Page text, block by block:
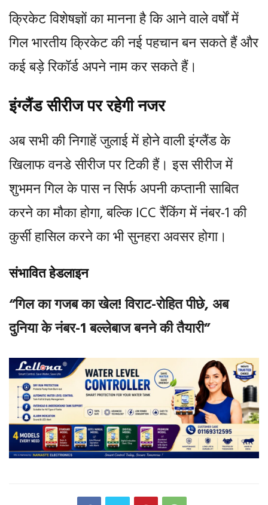
क्रिकेट विशेषज्ञों का मानना है कि आने वाले वर्षों में
गिल भारतीय क्रिकेट की नई पहचान बन सकते हैं और
कई बड़े रिकॉर्ड अपने नाम कर सकते हैं।
इंग्लैंड सीरीज पर रहेगी नजर
अब सभी की निगाहें जुलाई में होने वाली इंग्लैंड के
खिलाफ वनडे सीरीज पर टिकी हैं। इस सीरीज में
शुभमन गिल के पास न सिर्फ अपनी कप्तानी साबित
करने का मौका होगा, बल्कि ICC रैंकिंग में नंबर-1 की
कुर्सी हासिल करने का भी सुनहरा अवसर होगा।
संभावित हेडलाइन
“गिल का गजब का खेल! विराट-रोहित पीछे, अब
दुनिया के नंबर-1 बल्लेबाज बनने की तैयारी”